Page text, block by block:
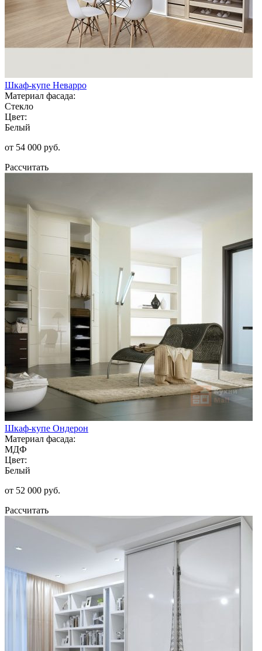
Шкаф-купе Неварро
Материал фасада:
Стекло
Цвет:
Белый
от 54 000 руб.
Рассчитать
Шкаф-купе Ондерон
Материал фасада:
МДФ
Цвет:
Белый
от 52 000 руб.
Рассчитать